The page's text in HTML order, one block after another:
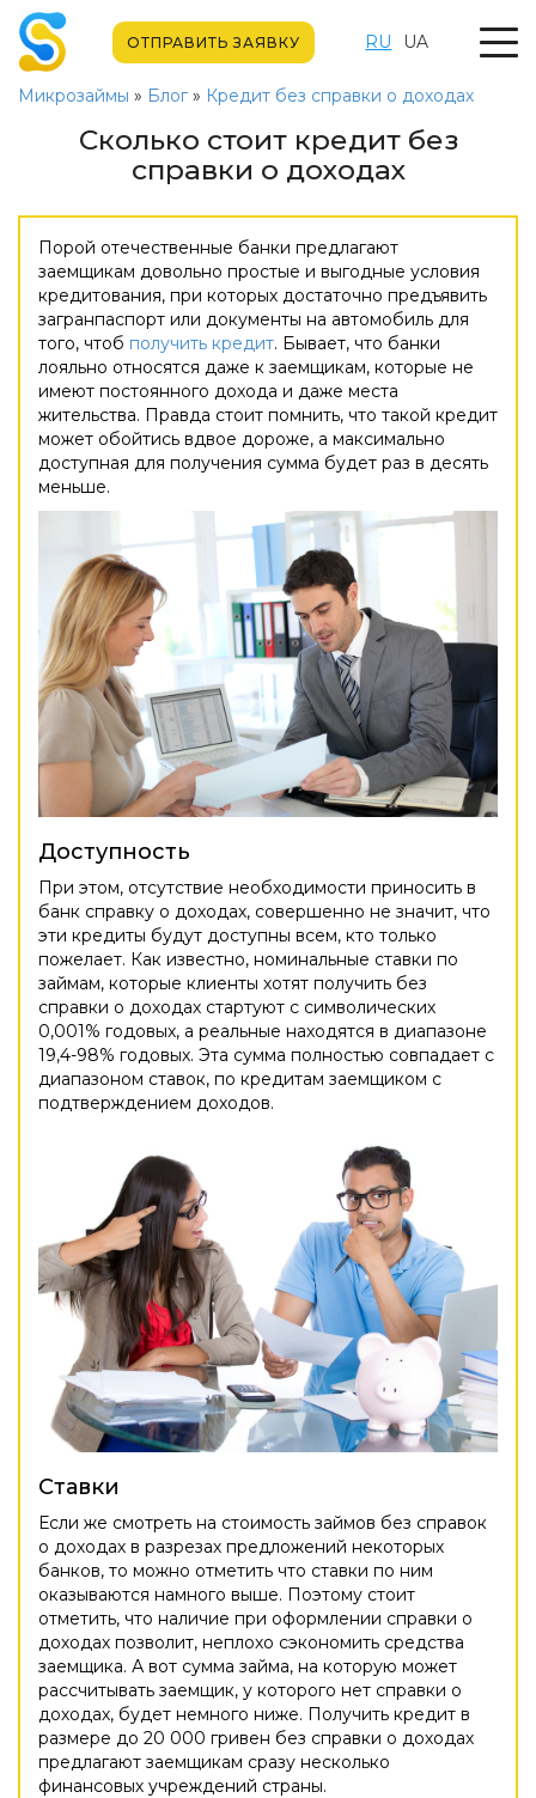
ОТПРАВИТЬ ЗАЯВКУ RU UA
Микрозаймы » Блог» Кредит без справки о доходах
Сколько стоит кредит без
справки о доходах
Порой отечественные банки предлагают
заемщикам довольно простые и выгодные условия
кредитования, при которых достаточно предъявить
загранпаспорт или документы на автомобиль для
того, чтоб получить кредит. Бывает, что банки
лояльно относятся даже к заемщикам, которые не
имеют постоянного дохода и даже места
жительства. Правда стоит помнить, что такой кредит
может обойтись вдвое дороже, а максимально
доступная для получения сумма будет раз в десять
меньше.
Доступность
При этом, отсутствие необходимости приносить в
банк справку о доходах, совершенно не значит, что
эти кредиты будут доступны всем, кто только
пожелает. Как известно, номинальные ставки по
займам, которые клиенты хотят получить без
справки о доходах стартуют с символических
0,001% годовых, а реальные находятся в диапазоне
19,4-98% годовых. Эта сумма полностью совпадает с
диапазоном ставок, по кредитам заемщиком с
подтверждением доходов.
Ставки
Если же смотреть на стоимость займов без справок
о доходах в разрезах предложений некоторых
банков, то можно отметить что ставки по ним
оказываются намного выше. Поэтому стоит
отметить, что наличие при оформлении справки о
доходах позволит, неплохо сэкономить средства
заемщика. А вот сумма займа, на которую может
рассчитывать заемщик, у которого нет справки о
доходах, будет немного ниже. Получить кредит в
размере до 20 000 гривен без справки о доходах
предлагают заемщикам сразу несколько
финансовых учреждений страны.